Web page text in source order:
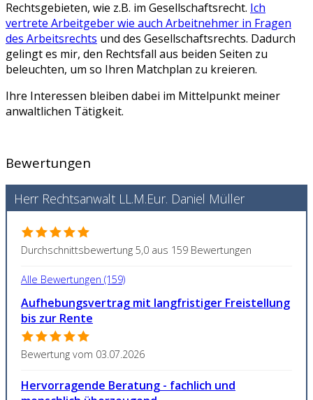
Rechtsgebieten, wie z.B. im Gesellschaftsrecht. Ich
vertrete Arbeitgeber wie auch Arbeitnehmer in Fragen
des Arbeitsrechts und des Gesellschaftsrechts. Dadurch
gelingt es mir, den Rechtsfall aus beiden Seiten zu
beleuchten, um so Ihren Matchplan zu kreieren.
Ihre Interessen bleiben dabei im Mittelpunkt meiner
anwaltlichen Tätigkeit.
Bewertungen
Herr Rechtsanwalt LL.M.Eur. Daniel Müller
Durchschnittsbewertung 5,0 aus 159 Bewertungen
Alle Bewertungen (159)
Aufhebungsvertrag mit langfristiger Freistellung
bis zur Rente
Bewertung vom 03.07.2026
Hervorragende Beratung - fachlich und